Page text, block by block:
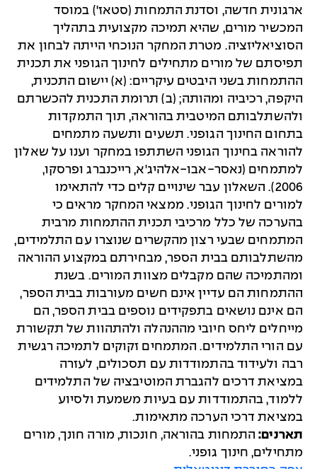
ארגונית חדשה, וסדנת התמחות (סטאז') במוסד
המכשיר מורים, שהיא תמיכה מקצועית בתהליך
הסוציאליזציה. מטרת המחקר הנוכחי הייתה לבחון את
תפיסתם של מורים מתחילים לחינוך הגופני את תכנית
ההתמחות בשני היבטים עיקריים: (א) יישום התכנית,
היקפה, רכיביה ומהותה; (ב) תרומת התכנית להכשרתם
ולהשתלבותם המיטבית בהוראה, תוך התמקדות
בתחום החינוך הגופני. תשעים ותשעה מתמחים
להוראה בחינוך הגופני השתתפו במחקר וענו על שאלון
למתמחים (נאסר-אבו-אלהיג'א, רייכנברג ופרסקו,
2006). השאלון עבר שינויים קלים כדי להתאימו
למורים לחינוך הגופני. ממצאי המחקר מראים כי
בהערכה של כלל מרכיבי תכנית ההתמחות מרבית
המתמחים שבעי רצון מהקשרים שנוצרו עם התלמידים,
מהשתלבותם בבית הספר, מבחירתם במקצוע ההוראה
ומהתמיכה שהם מקבלים מצוות המורים. בשנת
ההתמחות הם עדיין אינם חשים מעורבות בבית הספר,
הם אינם נושאים בתפקידים נוספים בבית הספר, הם
מייחלים ליחס חיובי מההנהלה ולהתהוות של תקשורת
עם הורי התלמידים. המתמחים זקוקים לתמיכה רגשית
רבה ולעידוד בהתמודדות עם תסכולים, לעזרה
במציאת דרכים להגברת המוטיבציה של התלמידים
ללמוד, בהתמודדות עם בעיות משמעת ולסיוע
במציאת דרכי הערכה מתאימות.
תארנים:התמחות בהוראה, חונכות, מורה חונך, מורים
מתחילים, חינוך גופני.